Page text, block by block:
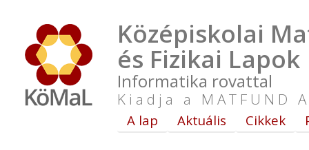
Középiskolai
és Fizikai Lapok
Informatika rovattal
Kiadja a MATFUND
A lap Aktuális Cikkek